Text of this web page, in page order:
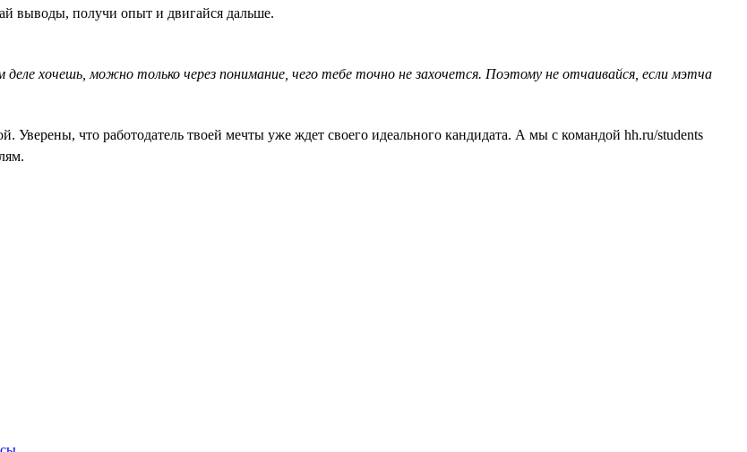
выводы, получи опыт и двигайся дальше.
хочешь, можно только через понимание, чего тебе точно не захочется. Поэтому не отчаивайся, если мэтча
Уверены, что работодатель твоей мечты уже ждет своего идеального кандидата. А мы с командой hh.ru/students